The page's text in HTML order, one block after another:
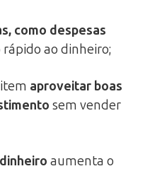
como despesas
rápido ao dinheiro;
aproveitar boas
sem vender
aumenta o